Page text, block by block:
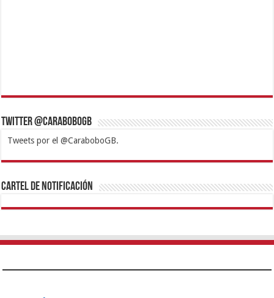
Twitter @CaraboboGB
Tweets por el @CaraboboGB.
1xbetBetturkeyBetistKralbetSupertotobetTipobetMatadorbetMariobet
https://mvbcasino.com/
Cartel de Notificación